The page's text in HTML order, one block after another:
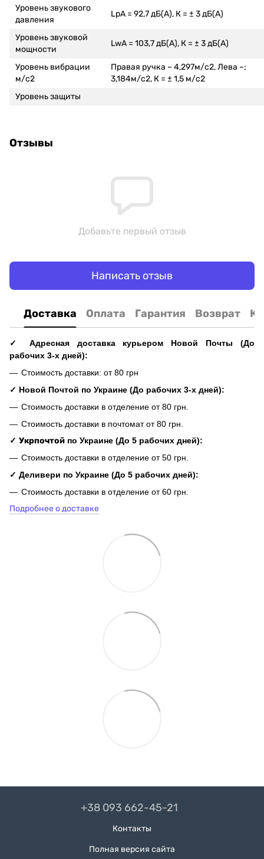
Уровень звукового
давления
LpA = 92,7 дБ(А), К = ± 3 дБ(А)
Уровень звуковой
мощности
LwA = 103,7 дБ(А), К = ± 3 дБ(А)
Уровень вибрации
м/с2
Правая ручка – 4,297м/с2, Лева –;
3,184м/с2, К = ± 1,5 м/с2
Уровень защиты
Отзывы
Добавьте первый отзыв
Написать отзыв
Доставка Оплата Гарантия Возврат
✓ Адресная доставка курьером Новой Почты (До
рабочих 3-х дней):
Стоимость доставки: от 80 грн
✓ Новой Почтой по Украине (До рабочих 3-х дней):
Стоимость доставки в отделение от 80 грн.
Стоимость доставки в почтомат от 80 грн.
✓ Укрпочтой по Украине (До 5 рабочих дней):
Стоимость доставки в отделение от 50 грн.
✓ Деливери по Украине (До 5 рабочих дней):
Стоимость доставки в отделение от 60 грн.
Подробнее о доставке
+38 093 662-45-21
Контакты
Полная версия сайта